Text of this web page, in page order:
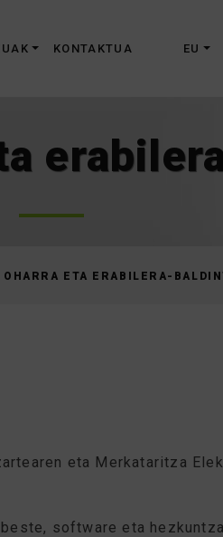
KONTAKTUA EU
OHARRA ETA ERABILERA-
eta Merkataritza
software eta